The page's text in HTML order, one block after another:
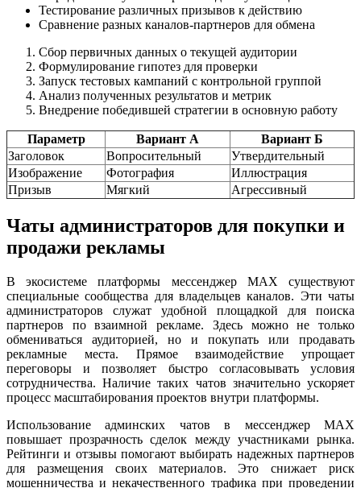
Тестирование различных призывов к действию
Сравнение разных каналов-партнеров для обмена
Сбор первичных данных о текущей аудитории
Формулирование гипотез для проверки
Запуск тестовых кампаний с контрольной группой
Анализ полученных результатов и метрик
Внедрение победившей стратегии в основную работу
Параметр Вариант А
Вариант Б
Заголовок
Вопросительный
Утвердительный
Изображение
Фотография
Иллюстрация
Призыв
Мягкий Агрессивный
Чаты администраторов для покупки и
продажи рекламы
В экосистеме платформы мессенджер MAX существуют
специальные сообщества для владельцев каналов. Эти чаты
администраторов служат удобной площадкой для поиска
партнеров по взаимной рекламе. Здесь можно не только
обмениваться аудиторией, но и покупать или продавать
рекламные места. Прямое взаимодействие упрощает
переговоры и позволяет быстро согласовывать условия
сотрудничества. Наличие таких чатов значительно ускоряет
процесс масштабирования проектов внутри платформы.
Использование админских чатов в мессенджер MAX
повышает прозрачность сделок между участниками рынка.
Рейтинги и отзывы помогают выбирать надежных партнеров
для размещения своих материалов. Это снижает риск
мошенничества и некачественного трафика при проведении